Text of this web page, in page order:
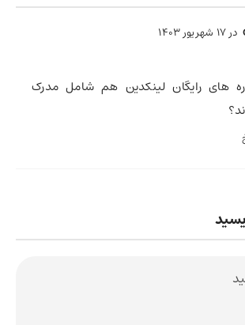
در 17 شهریور 1403
های رایگان لینکدین هم شامل مدرک